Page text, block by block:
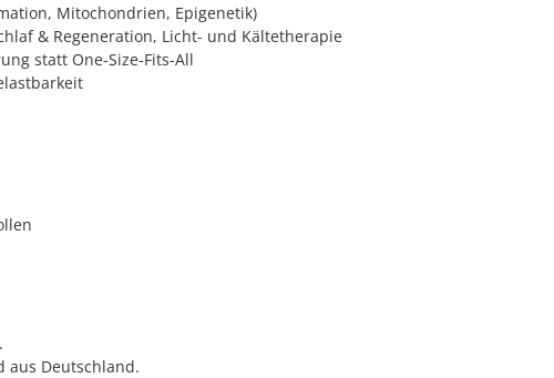
Mitochondrien, Epigenetik)
& Regeneration, Licht- und Kältetherapie
statt One-Size-Fits-All
aus Deutschland.